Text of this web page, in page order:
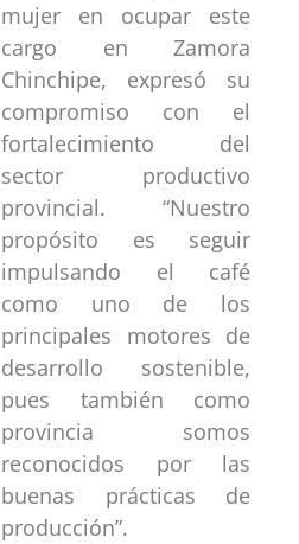
mujer en ocupar este
cargo en Zamora
Chinchipe, expresó su
compromiso con el
fortalecimiento del
sector productivo
provincial. “Nuestro
propósito es seguir
impulsando el café
como uno de los
principales motores de
desarrollo sostenible,
pues también como
provincia somos
reconocidos por las
buenas prácticas de
producción”.